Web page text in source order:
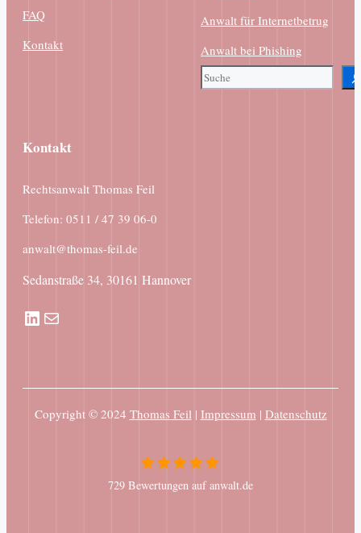
FAQ
Kontakt
Anwalt für Internetbetrug
Anwalt bei Phishing
Suchen
Kontakt
Rechtsanwalt Thomas Feil
Telefon: 0511 / 47 39 06-0
anwalt@thomas-feil.de
Sedanstraße 34, 30161 Hannover
LinkedIn
E-Mail
Copyright © 2024 Thomas Feil | Impressum | Datenschutz
729 Bewertungen auf anwalt.de